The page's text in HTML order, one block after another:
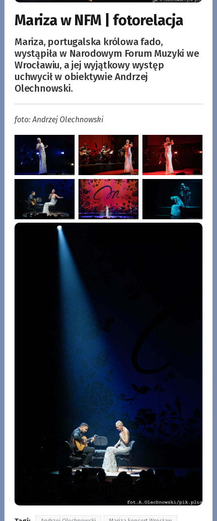
Mariza w NFM | fotorelacja
Mariza, portugalska królowa fado,
wystąpiła w Narodowym Forum Muzyki we
Wrocławiu, a jej wyjątkowy występ
uchwycił w obiektywie Andrzej
Olechnowski.
foto: Andrzej Olechnowski